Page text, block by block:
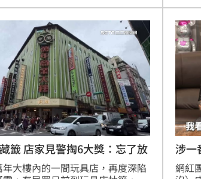
判賠百萬 王子神隱8個月2度發文 15:45
為何不回台 徐莉玲這件事成關鍵 15:42
中國卻管制台海！他：無知又無良 15:41
掃沖繩！4萬戶停電、多人受傷 15:40
了！最強風雨「恐24小時內灌完」 15:40
開獎直播中 20:31
+24小時直播 15:27
使、咒術廻戰、哆啦A夢、哥吉
6款超人氣IP中首度在台亮相的
搶先販售最新商品。
切必
伯洋
他，
籤 店家見警掏6大獎：忘了放
大樓內的一間玩具店，再度深陷
涉
網紅